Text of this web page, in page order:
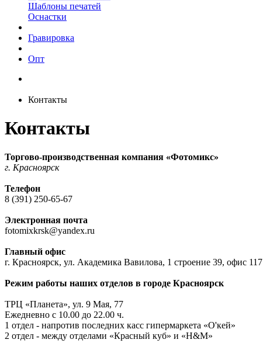
Шаблоны печатей
Оснастки
Гравировка
Опт
Контакты
Контакты
Торгово-производственная компания «Фотомикс»
г. Красноярск
Телефон
8 (391) 250-65-67
Электронная почта
fotomixkrsk@yandex.ru
Главный офис
г. Красноярск, ул. Академика Вавилова, 1 строение 39, офис 117
Режим работы наших отделов в городе Красноярск
ТРЦ «Планета», ул. 9 Мая, 77
Ежедневно с 10.00 до 22.00 ч.
1 отдел - напротив последних касс гипермаркета «О'кей»
2 отдел - между отделами «Красный куб» и «H&M»